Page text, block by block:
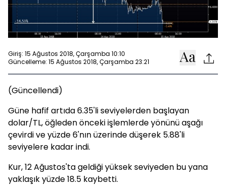
Giriş: 15 Ağustos 2018, Çarşamba 10:10
Güncelleme: 15 Ağustos 2018, Çarşamba 23:21
(Güncellendi)
Güne hafif artıda 6.35'li seviyelerden başlayan
dolar/TL, öğleden önceki işlemlerde yönünü aşağı
çevirdi ve yüzde 6'nın üzerinde düşerek 5.88'li
seviyelere kadar indi.
Kur, 12 Ağustos'ta geldiği yüksek seviyeden bu yana
yaklaşık yüzde 18.5 kaybetti.